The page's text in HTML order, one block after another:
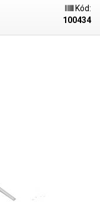
Kód:
100434